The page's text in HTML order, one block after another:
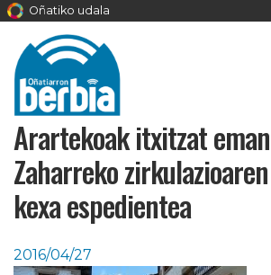
Oñatiko udala
Arartekoak itxitzat
Zaharreko
kexa espedientea
2016/04/27